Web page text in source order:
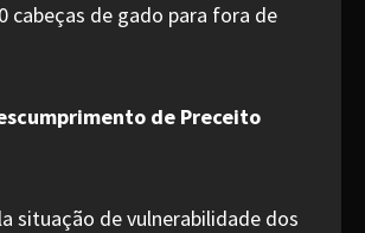
cabeças de gado para fora de
de Preceito
situação de vulnerabilidade dos